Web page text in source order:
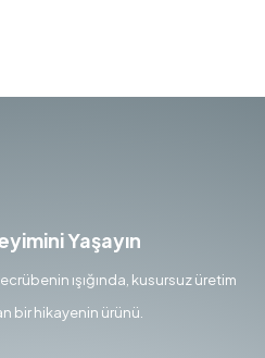
Yaşayın
ışığında, kusursuz üretim
bir hikayenin ürünü.